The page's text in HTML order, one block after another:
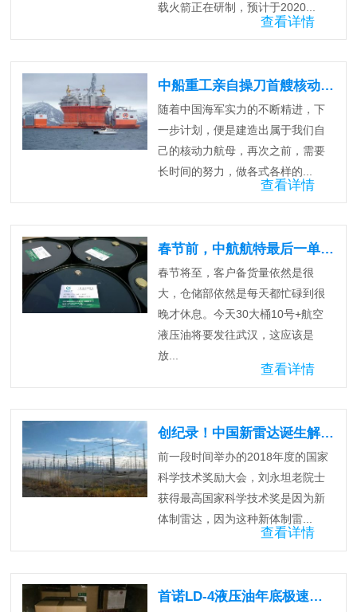
载火箭正在研制，预计于2020...
查看详情
中船重工亲自操刀首艘核动力大船
随着中国海军实力的不断精进，下
一步计划，便是建造出属于我们自
己的核动力航母，再次之前，需要
长时间的努力，做各式各样的...
查看详情
春节前，中航航特最后一单发货中…..
春节将至，客户备货量依然是很
大，仓储部依然是每天都忙碌到很
晚才休息。今天30大桶10号+航空
液压油将要发往武汉，这应该是
放...
查看详情
创纪录！中国新雷达诞生解决世界难题！
前一段时间举办的2018年度的国家
科学技术奖励大会，刘永坦老院士
获得最高国家科学技术奖是因为新
体制雷达，因为这种新体制雷...
查看详情
首诺LD-4液压油年底极速发货中….